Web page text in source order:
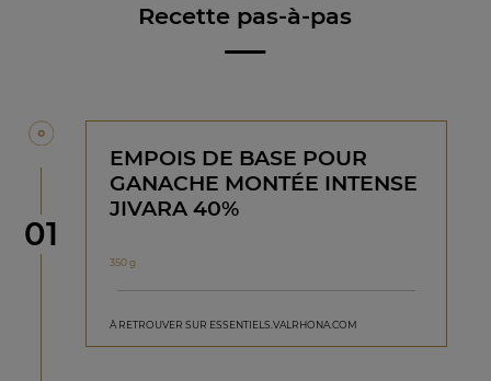
Recette pas-à-pas
étape
01
EMPOIS DE BASE POUR
GANACHE MONTÉE INTENSE
JIVARA 40%
350 g
À RETROUVER SUR ESSENTIELS.VALRHONA.COM